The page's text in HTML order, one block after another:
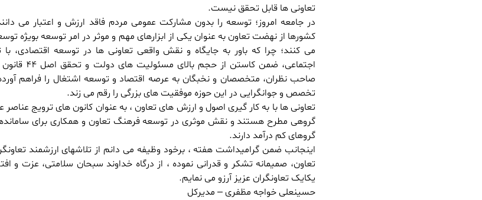
تعاونی ها قابل تحقق نیست.
در جامعه امروز؛ توسعه را بدون مشارکت عمومی مردم فاقد ارزش و اعتبار می
کشورها از نهضت تعاون به عنوان یکی از ابزارهای مهم و موثر در امر توسعه بویژه
می کنند؛ چرا که باور به جایگاه و نقش واقعی تعاونی ها در توسعه اقتصادی،
اجتماعی، ضمن
صاحب نظران، متخصصان و نخبگان به عرصه اقتصاد و توسعه اشتغال را فراهم
تخصص و جوانگرایی در این حوزه موفقیت های بزرگی را رقم می زند.
تعاونی ها با به کار گیری اصول و ارزش های تعاون ، به عنوان کانون های ترویج
گروهی مطرح هستند و نقش موثری در توسعه فرهنگ تعاون و همکاری برای
گروهای کم درآمد دارند.
اینجانب ضمن گرامیداشت هفته ، برخود وظیفه می دانم از تلاشهای ارزشمند
تعاون، صمیمانه تشکر و قدرانی نموده ، از درگاه خداوند سبحان سلامتی، عزت و
یکایک تعاونگران عزیز آرزو می نمایم.
حسینعلی خواجه مظفری – مدیرکل